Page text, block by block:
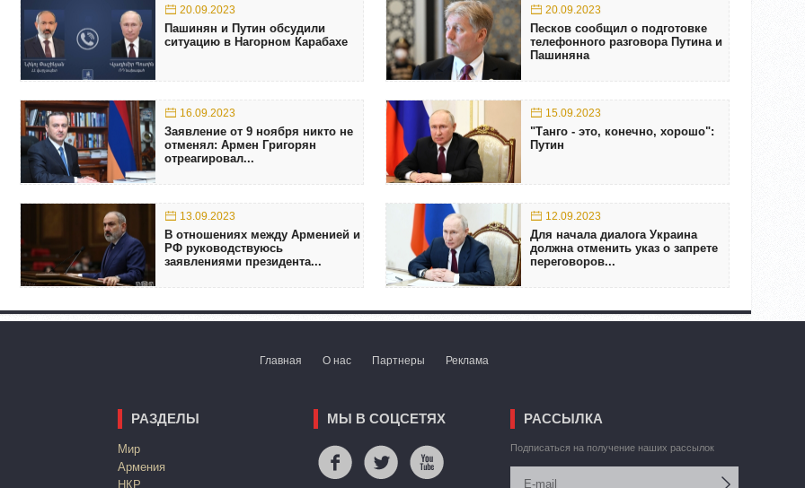
20.09.2023
Пашинян и Путин обсудили
ситуацию в Нагорном Карабахе
20.09.2023
Песков сообщил о подготовке
телефонного разговора Путина и
Пашиняна
16.09.2023
Заявление от 9 ноября никто не
отменял: Армен Григорян
отреагировал...
15.09.2023
"Танго - это, конечно, хорошо":
Путин
13.09.2023
В отношениях между Арменией и
РФ руководствуюсь
заявлениями президента...
12.09.2023
Для начала диалога Украина
должна отменить указ о запрете
переговоров...
Главная О нас Партнеры Реклама
РАЗДЕЛЫ
Mир
Армения
НКР
МЫ В СОЦСЕТЯХ РАССЫЛКА
Подписаться на получение наших рассылок